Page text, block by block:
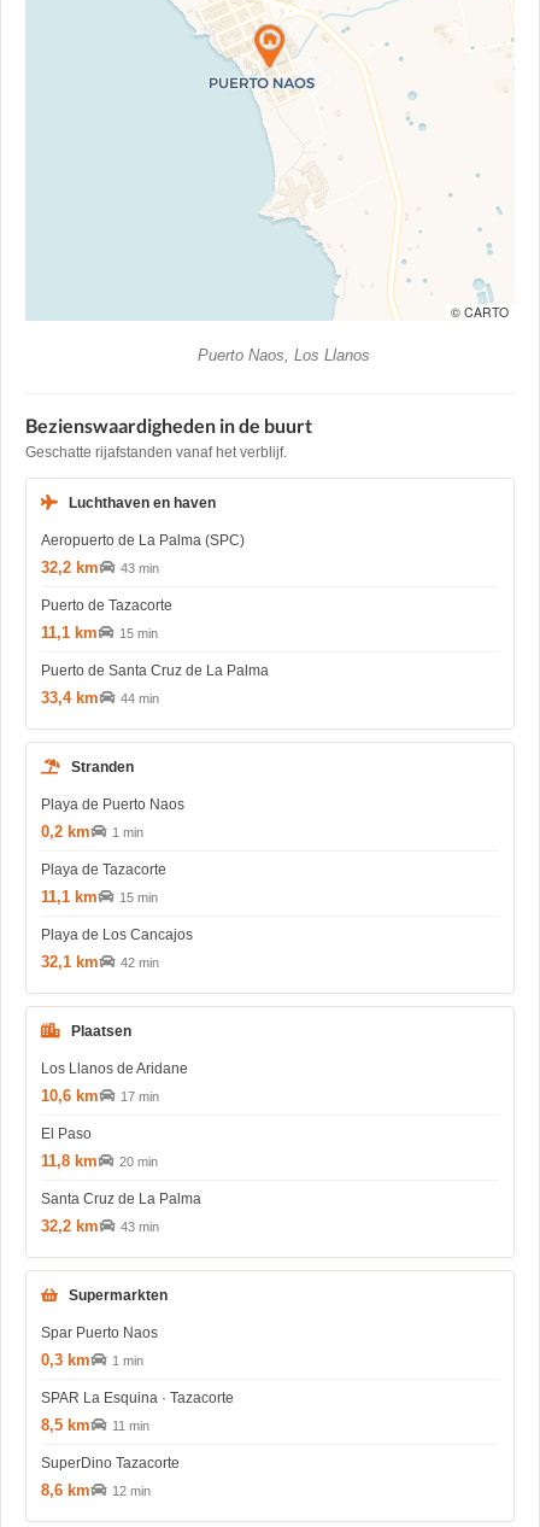
© CARTO
Puerto Naos, Los Llanos
Bezienswaardigheden in de buurt
Geschatte rijafstanden vanaf het verblijf.
Luchthaven en haven
Aeropuerto de La Palma (SPC)
32,2 km 43 min
Puerto de Tazacorte
11,1 km 15 min
Puerto de Santa Cruz de La Palma
33,4 km 44 min
Stranden
Playa de Puerto Naos
0,2 km 1 min
Playa de Tazacorte
11,1 km 15 min
Playa de Los Cancajos
32,1 km 42 min
Plaatsen
Los Llanos de Aridane
10,6 km 17 min
El Paso
11,8 km 20 min
Santa Cruz de La Palma
32,2 km 43 min
Supermarkten
Spar Puerto Naos
0,3 km 1 min
SPAR La Esquina · Tazacorte
8,5 km 11 min
SuperDino Tazacorte
8,6 km 12 min